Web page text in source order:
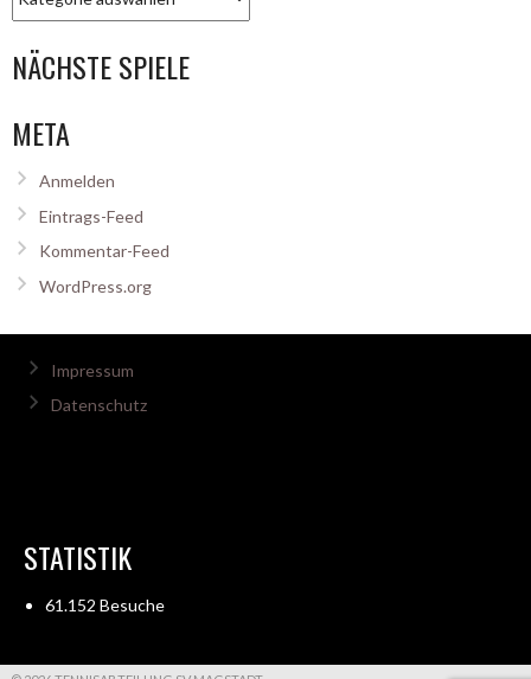
NÄCHSTE SPIELE
META
Anmelden
Eintrags-Feed
Kommentar-Feed
WordPress.org
Impressum
Datenschutz
STATISTIK
61.152 Besuche